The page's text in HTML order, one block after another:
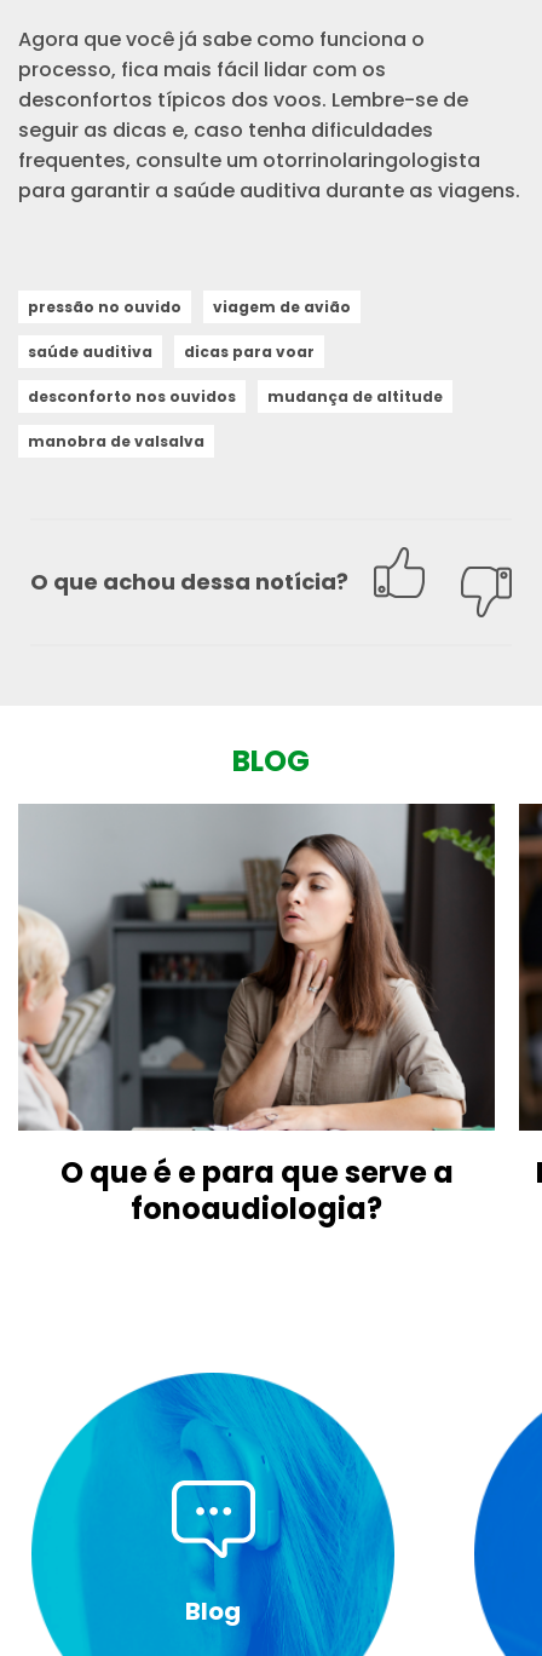
Agora que você já sabe como funciona o
processo, fica mais fácil lidar com os
desconfortos típicos dos voos. Lembre-se de
seguir as dicas e, caso tenha dificuldades
frequentes, consulte um otorrinolaringologista
para garantir a saúde auditiva durante as viagens.
pressão no ouvido viagem de avião
saúde auditiva dicas para voar
desconforto nos ouvidos mudança de altitude
manobra de valsalva
O que achou dessa notícia?
BLOG
O que é e para que serve a
fonoaudiologia?
Blog